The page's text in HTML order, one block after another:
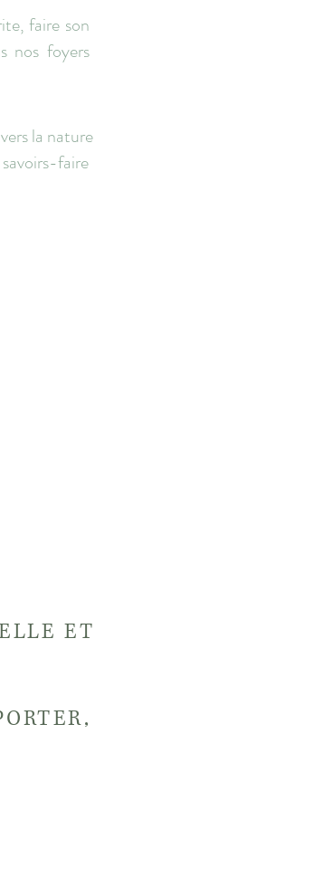
faire son
nos foyers
la nature
faire
ET